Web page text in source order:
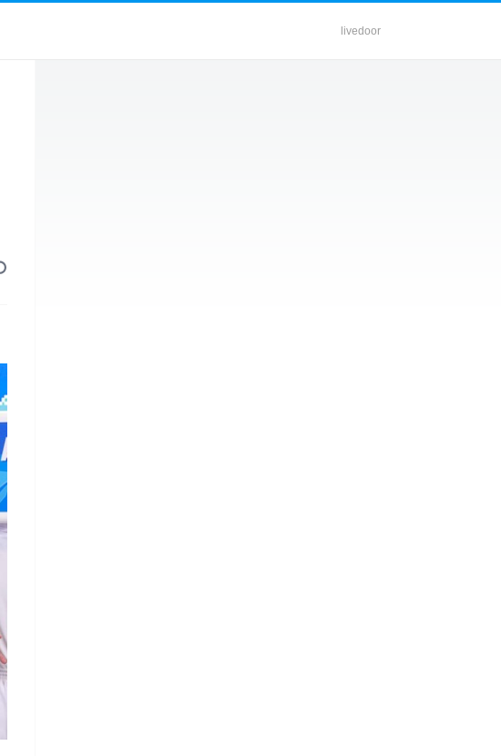
livedoor